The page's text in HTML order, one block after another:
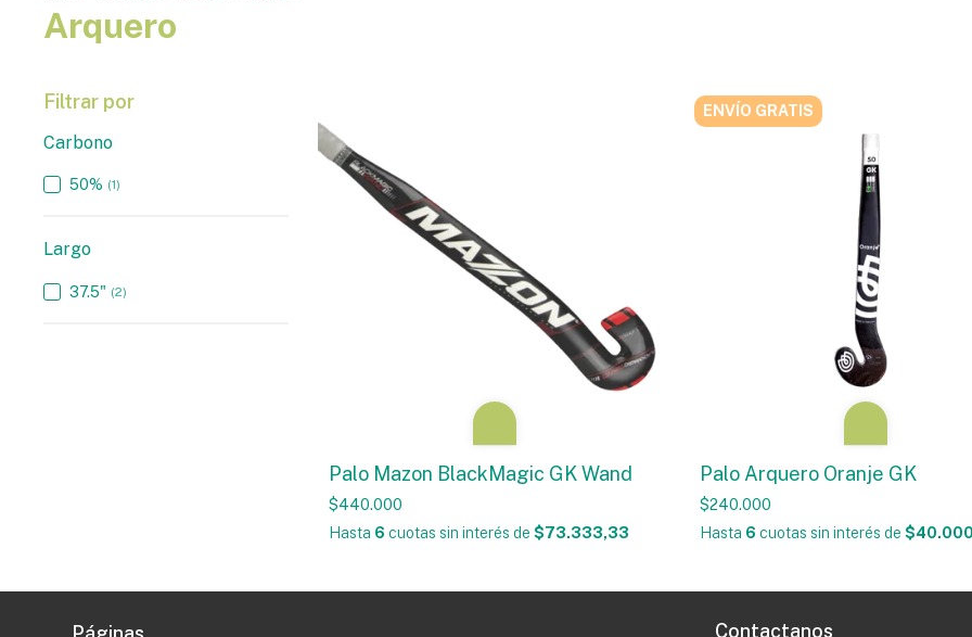
Arquero
Filtrar por
Carbono
50% (1)
Largo
37.5" (2)
Palo Mazon BlackMagic GK Wand
$440.000
Hasta 6 cuotas sin interés de $73.333,33
ENVÍO GRATIS
Palo Arquero Oranje GK
$240.000
Hasta 6 cuotas sin interés de
Contactanos